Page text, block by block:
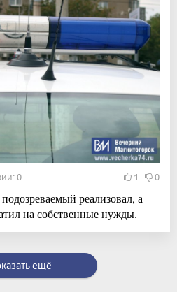
0 1 0
реализовал, а
на собственные нужды.
ещё